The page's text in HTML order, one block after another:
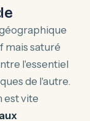
mais saturé
l'essentiel
de l'autre.
est vite